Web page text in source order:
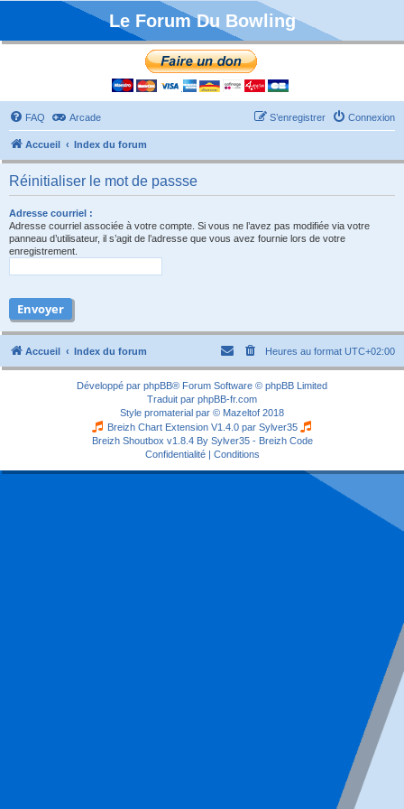
Le Forum Du Bowling
FAQ Arcade Connexion
S’enregistrer
Accueil Index du forum
Réinitialiser le mot de passse
Adresse courriel :
Adresse courriel associée à votre compte. Si vous ne l’avez pas modifiée via votre
panneau d’utilisateur, il s’agit de l’adresse que vous avez fournie lors de votre
enregistrement.
Accueil Index du forum Heures au format UTC+02:00
Développé par phpBB® Forum Software © phpBB Limited
Traduit par phpBB-fr.com
Style promaterial par © Mazeltof 2018
Breizh Chart Extension V1.4.0 par Sylver35
Breizh Shoutbox v1.8.4 By Sylver35 - Breizh Code
Confidentialité| Conditions